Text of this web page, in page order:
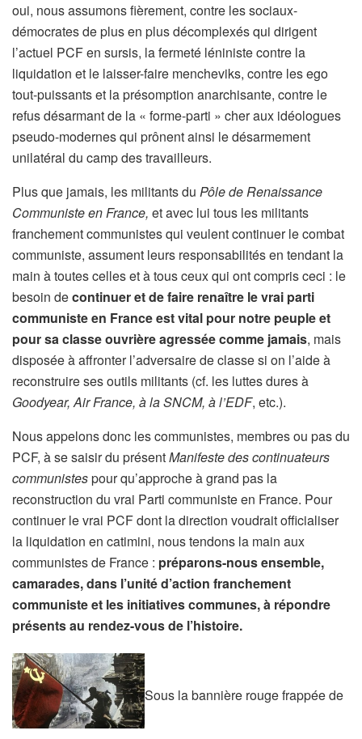
oui, nous assumons fièrement, contre les sociaux-
démocrates de plus en plus décomplexés qui dirigent
l’actuel PCF en sursis, la fermeté léniniste contre la
liquidation et le laisser-faire mencheviks, contre les ego
tout-puissants et la présomption anarchisante, contre le
refus désarmant de la « forme-parti » cher aux idéologues
pseudo-modernes qui prônent ainsi le désarmement
unilatéral du camp des travailleurs.
Plus que jamais, les militants du Pôle de Renaissance
Communiste en France, et avec lui tous les militants
franchement communistes qui veulent continuer le combat
communiste, assument leurs responsabilités en tendant la
main à toutes celles et à tous ceux qui ont compris ceci : le
besoin decontinuer et de faire renaître le vrai parti
communiste en France est vital pour notre peuple et
pour sa classe ouvrière agressée comme jamais, mais
disposée à affronter l’adversaire de classe si on l’aide à
reconstruire ses outils militants (cf. les luttes dures à
Goodyear, Air France, à la SNCM, à l’EDF, etc.).
Nous appelons donc les communistes, membres ou pas du
PCF, à se saisir du présentManifeste des continuateurs
communistespour qu’approche à grand pas la
reconstruction du vrai Parti communiste en France. Pour
continuer le vrai PCF dont la direction voudrait officialiser
la liquidation en catimini, nous tendons la main aux
communistes de France : préparons-nous ensemble,
camarades, dans l’unité d’action franchement
communiste et les initiatives communes, à répondre
présents au rendez-vous de l’histoire.
Sous la bannière rouge frappée de